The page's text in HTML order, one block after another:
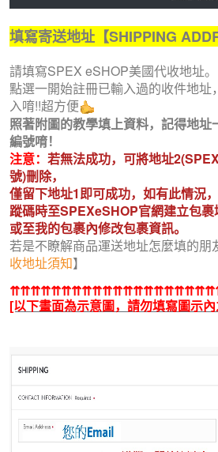
填寫寄送地址 【SHIPPING
請填寫SPEX eSHOP美國代收地址。
點選一開始註冊已輸入過的收件地址
入唷!!超方便
照著附圖的教學填上資料，記得地址
編號唷！
注意： 若無法成功，可將地址
號)刪除，
僅留下地址1即可成功，如有此情況
蹤碼時至SPEXeSHOP官網建立包裹
或至我的包裹內修改包裹資訊。
若是不瞭解商品運送地址怎麼填的朋
收地址須知】
[以下畫面為示意圖，請勿填寫圖示